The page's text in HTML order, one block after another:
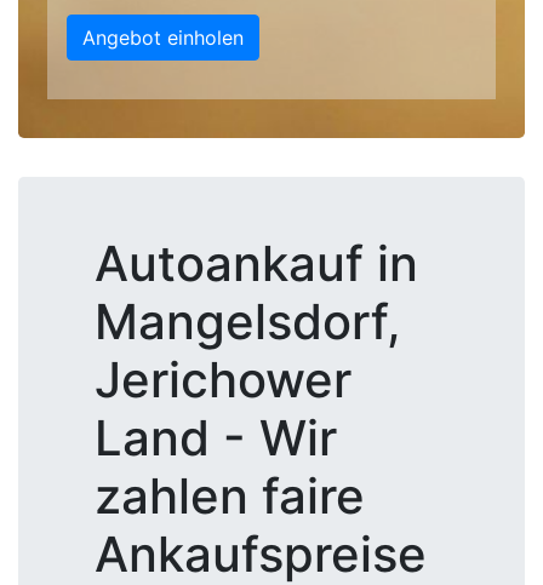
Angebot einholen
Autoankauf in
Mangelsdorf,
Jerichower
Land - Wir
zahlen faire
Ankaufspreise